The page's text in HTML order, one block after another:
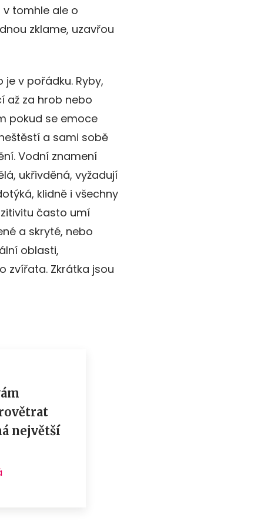
v tomhle ale o
zklame, uzavřou
v pořádku. Ryby,
až za hrob nebo
pokud se emoce
a sami sobě
Vodní znamení
ukřivděná, vyžadují
klidně i všechny
často umí
a skryté, nebo
oblasti,
zvířata. Zkrátka jsou